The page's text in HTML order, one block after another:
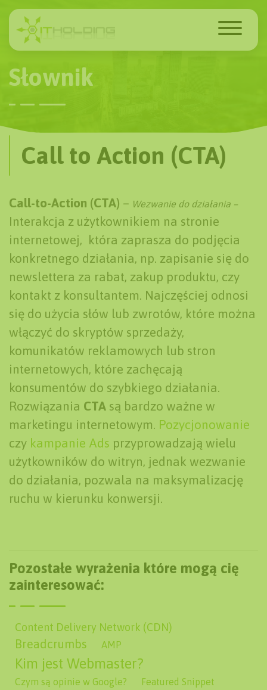
Słownik
Call to Action (CTA)
Call-to-Action (CTA) – Wezwanie do działania –
Interakcja z użytkownikiem na stronie
internetowej, która zaprasza do podjęcia
konkretnego działania, np. zapisanie się do
newslettera za rabat, zakup produktu, czy
kontakt z konsultantem. Najczęściej odnosi
się do użycia słów lub zwrotów, które można
włączyć do skryptów sprzedaży,
komunikatów reklamowych lub stron
internetowych, które zachęcają
konsumentów do szybkiego działania.
Rozwiązania CTA są bardzo ważne w
marketingu internetowym. Pozycjonowanie
czy kampanie Ads przyprowadzają wielu
użytkowników do witryn, jednak wezwanie
do działania, pozwala na maksymalizację
ruchu w kierunku konwersji.
Pozostałe wyrażenia które mogą cię
zainteresować:
Content Delivery Network (CDN)
Breadcrumbs AMP
Kim jest Webmaster?
Czym są opinie w Google?
Featured Snippet